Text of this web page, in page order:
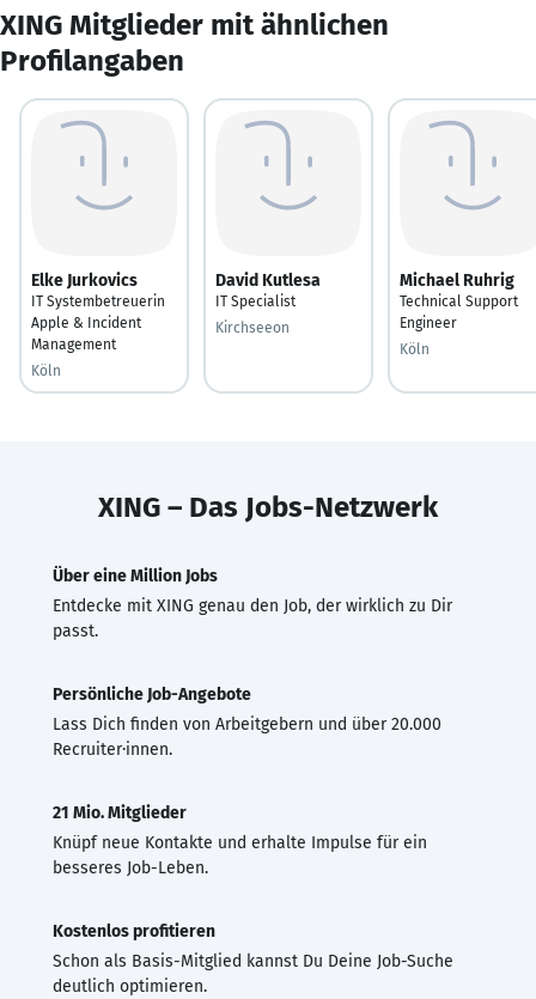
XING Mitglieder mit ähnlichen
Profilangaben
Elke Jurkovics
IT Systembetreuerin
Apple & Incident
Management
Köln
David Kutlesa
IT Specialist
Kirchseeon
Michael Ruhrig
Technical Support
Engineer
Köln
XING – Das Jobs-Netzwerk
Über eine Million Jobs
Entdecke mit XING genau den Job, der wirklich zu Dir
passt.
Persönliche Job-Angebote
Lass Dich finden von Arbeitgebern und über 20.000
Recruiter·innen.
21 Mio. Mitglieder
Knüpf neue Kontakte und erhalte Impulse für ein
besseres Job-Leben.
Kostenlos profitieren
Schon als Basis-Mitglied kannst Du Deine Job-Suche
deutlich optimieren.